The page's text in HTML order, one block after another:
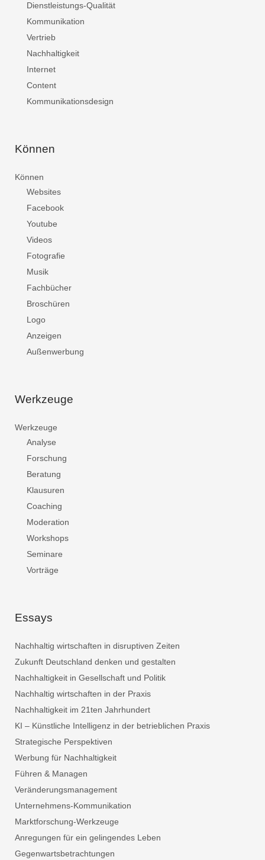
Dienstleistungs-Qualität
Kommunikation
Vertrieb
Nachhaltigkeit
Internet
Content
Kommunikationsdesign
Können
Können
Websites
Facebook
Youtube
Videos
Fotografie
Musik
Fachbücher
Broschüren
Logo
Anzeigen
Außenwerbung
Werkzeuge
Werkzeuge
Analyse
Forschung
Beratung
Klausuren
Coaching
Moderation
Workshops
Seminare
Vorträge
Essays
Nachhaltig wirtschaften in disruptiven Zeiten
Zukunft Deutschland denken und gestalten
Nachhaltigkeit in Gesellschaft und Politik
Nachhaltig wirtschaften in der Praxis
Nachhaltigkeit im 21ten Jahrhundert
KI – Künstliche Intelligenz in der betrieblichen Praxis
Strategische Perspektiven
Werbung für Nachhaltigkeit
Führen & Managen
Veränderungsmanagement
Unternehmens-Kommunikation
Marktforschung-Werkzeuge
Anregungen für ein gelingendes Leben
Gegenwartsbetrachtungen